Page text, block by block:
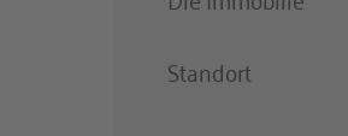
Standort